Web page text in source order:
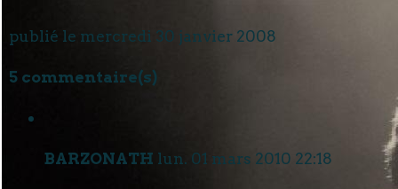
publié le mercredi 30 janvier 2008
5 commentaire(s)
BARZONATH lun. 01 mars 2010 22:18